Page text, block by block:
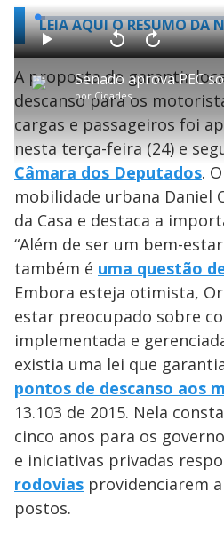
LEIA AQUI O RESUMO DA
P
l
a
y
V
i
d
e
o
porCidades
P
a
y
V
l
t
a
r
1
s
e
g
u
d
o
A
a
n
1
0
s
e
g
u
n
d
s
M
u
d
L
o
a
d
e
:
2
.
9
0
A proposta de garantir
descanso para os
cargas e passageiros foi
nesta terça-feira (24) e
Câmara dos Deputados.
mobilidade urbana Daniel
da Casa e destaca a
“Além de ser um bem-
também é uma questão
Embora esteja otimista,
estar preocupado sobre
implementada e
existia uma lei que
pontos de descanso aos
13.103 de 2015. Nela
cinco anos para os
e iniciativas privadas
rodovias providenciarem
postos.